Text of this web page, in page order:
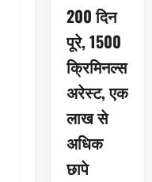
200 दिन
पूरे, 1500
क्रिमिनल्स
अरेस्ट, एक
लाख से
अधिक
छापे